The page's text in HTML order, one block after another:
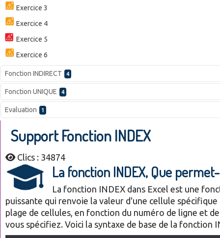
Exercice 3
Exercice 4
Exercice 5
Exercice 6
Fonction INDIRECT 4
Fonction UNIQUE 4
Evaluation 1
Support Fonction INDEX
Clics : 34874
La fonction INDEX, Que
La fonction INDEX dans Excel est une
puissante qui renvoie la valeur d'une cellule spécifique
plage de cellules, en fonction du numéro de ligne et
vous spécifiez. Voici la syntaxe de base de la fonction